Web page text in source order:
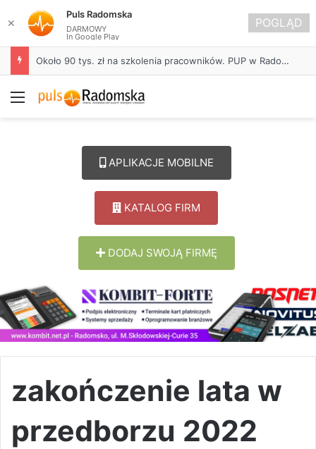
Około 90 tys. zł na szkolenia pracowników. PUP w Radomsku ogłasza nabór wniosków
Menu
APLIKACJE MOBILNE
KATALOG FIRM
DODAJ SWOJĄ FIRMĘ
zakończenie lata w
przedborzu 2022
✕
Puls Radomska
DARMOWY
In Google Play
POGLĄD